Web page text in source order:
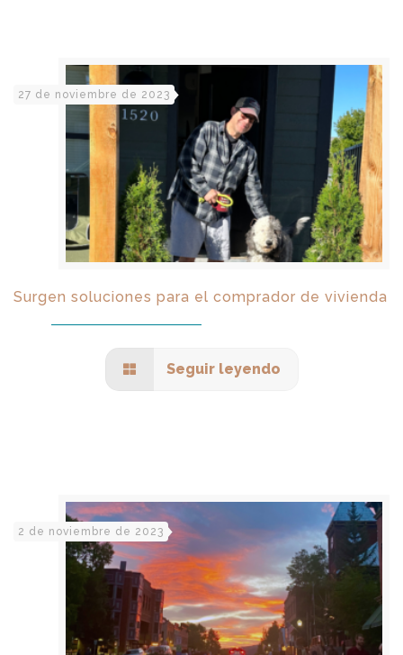
27 de noviembre de 2023
Surgen soluciones para el comprador de vivienda
Seguir leyendo
2 de noviembre de 2023